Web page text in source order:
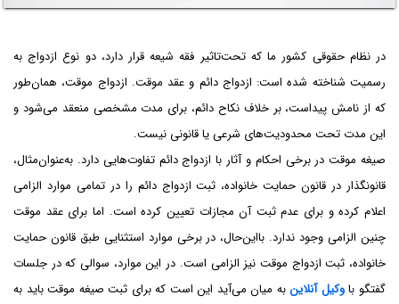
در نظام حقوقی کشور ما که تحت‌تاثیر فقه شیعه قرار دارد، دو نوع ازدواج به
رسمیت شناخته شده است: ازدواج دائم و عقد موقت. ازدواج موقت، همان‌طور
که از نامش پیداست، بر خلاف نکاح دائم، برای مدت مشخصی منعقد می‌شود و
این مدت تحت محدودیت‌های شرعی یا قانونی نیست.
صیغه موقت در برخی احکام و آثار با ازدواج دائم تفاوت‌هایی دارد. به‌عنوان‌مثال،
قانونگذار در قانون حمایت خانواده، ثبت ازدواج دائم را در تمامی موارد الزامی
اعلام کرده و برای عدم ثبت آن مجازات تعیین کرده است. اما برای عقد موقت
چنین الزامی وجود ندارد. بااین‌حال، در برخی موارد استثنایی طبق قانون حمایت
خانواده، ثبت ازدواج موقت نیز الزامی است. در این موارد، سوالی که در جلسات
گفتگو باوکیل آنلاینبه میان می‌آید این است که برای ثبت صیغه موقت باید به